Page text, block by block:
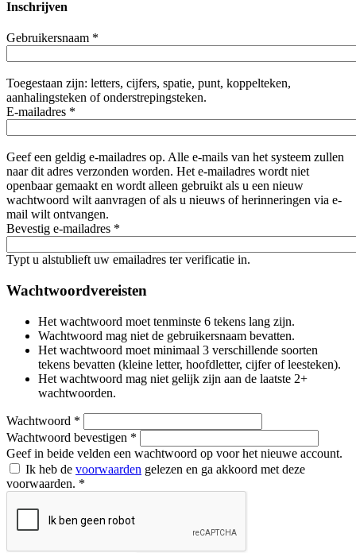
Inschrijven
Gebruikersnaam *
Toegestaan zijn: letters, cijfers, spatie, punt, koppelteken,
aanhalingsteken of onderstrepingsteken.
E-mailadres *
Geef een geldig e-mailadres op. Alle e-mails van het systeem zullen
naar dit adres verzonden worden. Het e-mailadres wordt niet
openbaar gemaakt en wordt alleen gebruikt als u een nieuw
wachtwoord wilt aanvragen of als u nieuws of herinneringen via e-
mail wilt ontvangen.
Bevestig e-mailadres *
Typt u alstublieft uw emailadres ter verificatie in.
Wachtwoordvereisten
Het wachtwoord moet tenminste 6 tekens lang zijn.
Wachtwoord mag niet de gebruikersnaam bevatten.
Het wachtwoord moet minimaal 3 verschillende soorten
tekens bevatten (kleine letter, hoofdletter, cijfer of leesteken).
Het wachtwoord mag niet gelijk zijn aan de laatste 2+
wachtwoorden.
Wachtwoord *
Wachtwoord bevestigen *
Geef in beide velden een wachtwoord op voor het nieuwe account.
Ik heb de voorwaarden gelezen en ga akkoord met deze
voorwaarden. *